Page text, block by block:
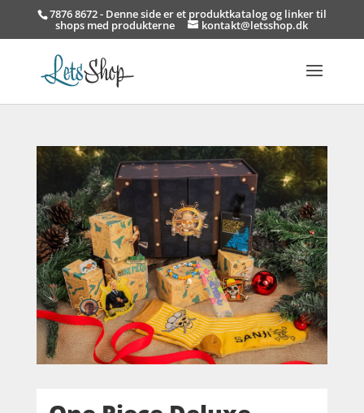
7876 8672 - Denne side er et produktkatalog og linker til
shops med produkterne kontakt@letsshop.dk